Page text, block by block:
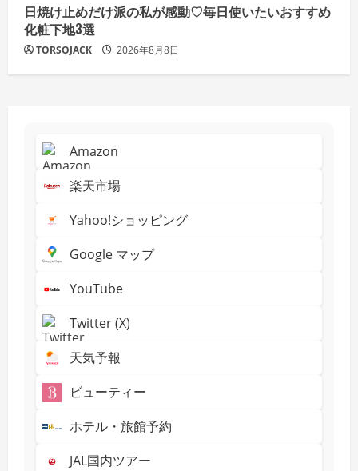
日焼け止めだけ派の私が感動♡毎日使いたいおすすめ
化粧下地3選
TORSOJACK 2026年8月8日
Amazon
楽天市場
Yahoo!ショッピング
Google マップ
YouTube
Twitter (X)
天気予報
ビューティー
ホテル・旅館予約
JAL国内ツアー